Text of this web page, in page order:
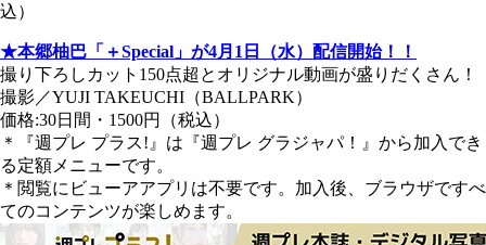
込）
★本郷柚巴「＋Special」が4月1日（水）配信開始！！
撮り下ろしカット150点超とオリジナル動画が盛りだくさん！
撮影／YUJI TAKEUCHI（BALLPARK）
価格:30日間・1500円（税込）
＊『週プレ プラス!』は『週プレ グラジャパ！』から加入でき
る定額メニューです。
＊閲覧にビューアアプリは不要です。加入後、ブラウザですべ
てのコンテンツが楽しめます。